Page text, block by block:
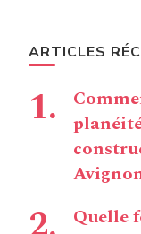
ARTICLES
Quelle